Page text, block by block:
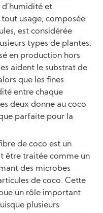
et
usage, composée
est considérée
types de plantes.
en production hors
aident le substrat de
que les fines
entre chaque
deux donne au coco
parfaite pour la
de coco est un
être traitée comme un
des microbes
de coco. Cette
un rôle important
plusieurs